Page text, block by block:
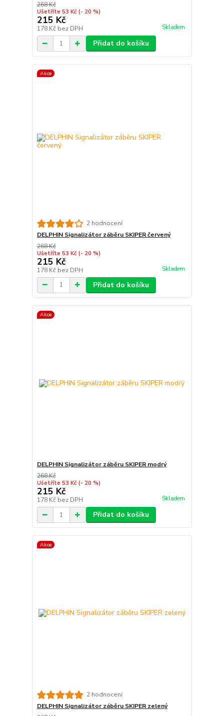
268 Kč
Ušetříte 53 Kč (- 20 %)
215 Kč
178 Kč bez DPH Skladem
Přidat do košíku
Akce
2 hodnocení
DELPHIN Signalizátor záběru SKIPER červený
268 Kč
Ušetříte 53 Kč (- 20 %)
215 Kč
178 Kč bez DPH Skladem
Přidat do košíku
Akce
DELPHIN Signalizátor záběru SKIPER modrý
268 Kč
Ušetříte 53 Kč (- 20 %)
215 Kč
178 Kč bez DPH Skladem
Přidat do košíku
Akce
2 hodnocení
DELPHIN Signalizátor záběru SKIPER zelený